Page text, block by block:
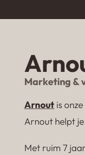
Marketing &
Arnout is
Arnout helpt
Met ruim 7